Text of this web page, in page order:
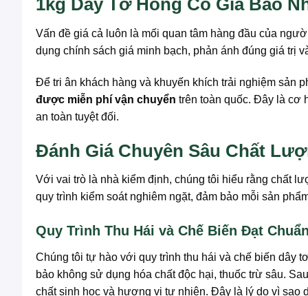
1kg Dây Tơ Hồng Có Giá Bao
Vấn đề giá cả luôn là mối quan tâm hàng đầu của
dụng chính sách giá minh bạch, phản ánh đúng giá trị
Để tri ân khách hàng và khuyến khích trải nghiệm
được miễn phí vận chuyển trên toàn quốc. Đây là cơ
an toàn tuyệt đối.
Đánh Giá Chuyên Sâu Chất
Với vai trò là nhà kiểm định, chúng tôi hiểu rằng chất
quy trình kiểm soát nghiêm ngặt, đảm bảo mỗi sản
Quy Trình Thu Hái và Chế Biến Đạt
Chúng tôi tự hào với quy trình thu hái và chế biến dây
bảo không sử dụng hóa chất độc hại, thuốc trừ sâu.
chất sinh học và hương vị tự nhiên. Đây là lý do vì